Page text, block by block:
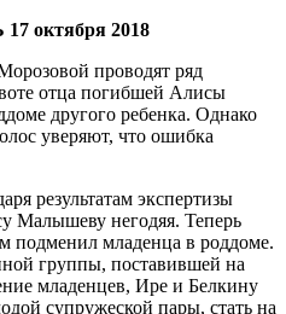
октября 2018
проводят ряд
отца погибшей Алисы
другого ребенка. Однако
уверяют, что ошибка
результатам экспертизы
Малышеву негодяя. Теперь
подменил младенца в роддоме.
группы, поставившей на
младенцев, Ире и Белкину
супружеской пары, стать на